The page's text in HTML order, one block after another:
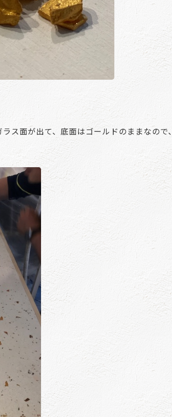
ス面が出て、底面はゴールドのままなので